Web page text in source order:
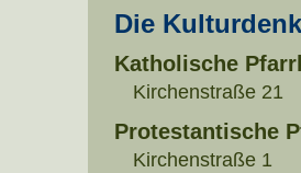
Die
Katholische
Kirchenstraße 21
Protestantische
Kirchenstraße 1